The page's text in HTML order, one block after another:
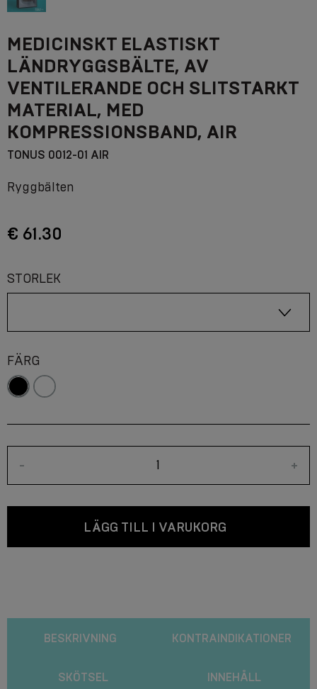
MEDICINSKT ELASTISKT
LÄNDRYGGSBÄLTE, AV
VENTILERANDE OCH SLITSTARKT
MATERIAL, MED
KOMPRESSIONSBAND, AIR
TONUS 0012-01 AIR
Ryggbälten
€ 61.30
STORLEK
FÄRG
- +
LÄGG TILL I VARUKORG
BESKRIVNING KONTRAINDIKATIONER
SKÖTSEL INNEHÅLL